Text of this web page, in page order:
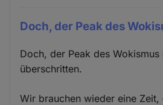
Doch, der Peak des
Doch, der Peak des
überschritten.
Wir brauchen wieder eine Zeit,